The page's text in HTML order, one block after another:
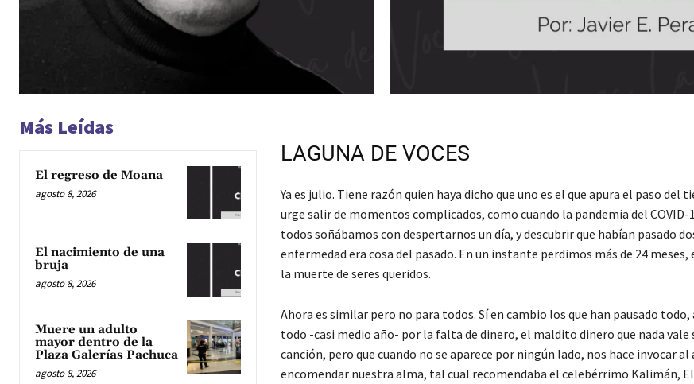
Más Leídas
El regreso de Moana
agosto 8, 2026
El nacimiento de una
bruja
agosto 8, 2026
Muere un adulto
mayor dentro de la
Plaza Galerías Pachuca
agosto 8, 2026
LAGUNA DE VOCES
Ya es julio. Tiene razón quien haya dicho que uno es el que apura el paso del
urge salir de momentos complicados, como cuando la pandemia del COVID-
todos soñábamos con despertarnos un día, y descubrir que habían pasado
enfermedad era cosa del pasado. En un instante perdimos más de 24
la muerte de seres queridos.
Ahora es similar pero no para todos. Sí en cambio los que han pausado
todo -casi medio año- por la falta de dinero, el maldito dinero que nada vale
canción, pero que cuando no se aparece por ningún lado, nos hace invocar
encomendar nuestra alma, tal cual recomendaba el celebérrimo Kalimán,